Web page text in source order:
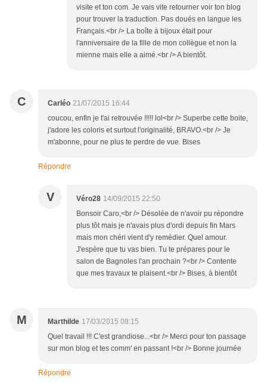
visite et ton com. Je vais vite retourner voir ton blog
pour trouver la traduction. Pas doués en langue les
Français.<br /> La boîte à bijoux était pour
l'anniversaire de la fille de mon collègue et non la
mienne mais elle a aimé.<br /> A bientôt.
C Carléo 21/07/2015 16:44
coucou, enfin je t'ai retrouvée !!!!! lol<br /> Superbe cette boite,
j'adore les coloris et surtout l'originalité, BRAVO.<br /> Je
m'abonne, pour ne plus te perdre de vue. Bises
Répondre
V Véro28 14/09/2015 22:50
Bonsoir Caro,<br /> Désolée de n'avoir pu répondre
plus tôt mais je n'avais plus d'ordi depuis fin Mars
mais mon chéri vient d'y remédier. Quel amour.
J'espère que tu vas bien. Tu te prépares pour le
salon de Bagnoles l'an prochain ?<br /> Contente
que mes travaux te plaisent.<br /> Bises, à bientôt
M Marthilde 17/03/2015 08:15
Quel travail !!! C'est grandiose...<br /> Merci pour ton passage
sur mon blog et tes comm' en passant !<br /> Bonne journée
Répondre